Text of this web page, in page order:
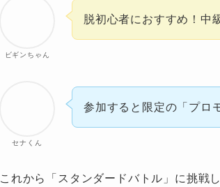
ビギンちゃん
脱初心者におすすめ！中
セナくん
参加すると限定の「プロ
これから「スタンダードバトル」に挑戦